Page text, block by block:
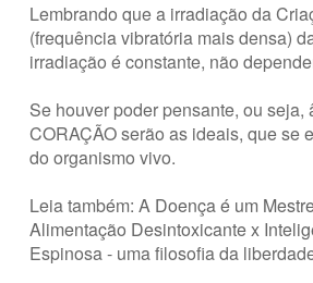
Lembrando que a irradiação da
(frequência vibratória mais densa)
irradiação é constante, não
Se houver poder pensante, ou
CORAÇÃO serão as ideais, que se
do organismo vivo.
Leia também: A Doença é um
Alimentação Desintoxicante x
Espinosa - uma filosofia da